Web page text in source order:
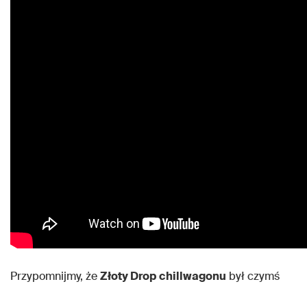
Przypomnijmy, żeZłoty Dropchillwagonu był czymś